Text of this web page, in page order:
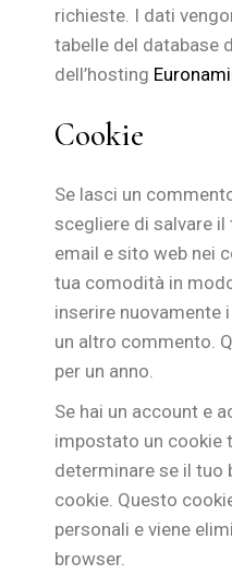
richieste. I dati
tabelle del database
dell’hosting
Cookie
Se lasci un
scegliere di salvare
email e sito web nei
tua comodità in
inserire nuovamente
un altro commento.
per un anno.
Se hai un account e
impostato un cookie
determinare se il tuo
cookie. Questo
personali e viene
browser.